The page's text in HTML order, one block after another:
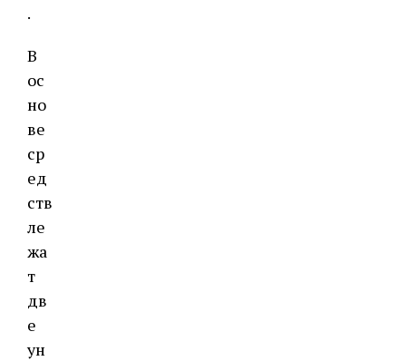
.
В
ос
но
ве
ср
ед
ств
ле
жа
т
дв
е
ун